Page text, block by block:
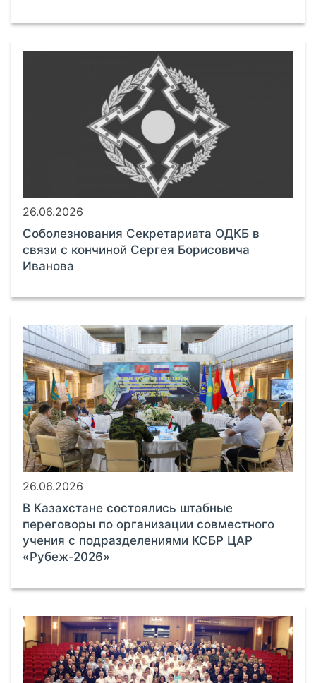
26.06.2026
Соболезнования Секретариата ОДКБ в
связи с кончиной Сергея Борисовича
Иванова
26.06.2026
В Казахстане состоялись штабные
переговоры по организации совместного
учения с подразделениями КСБР ЦАР
«Рубеж-2026»